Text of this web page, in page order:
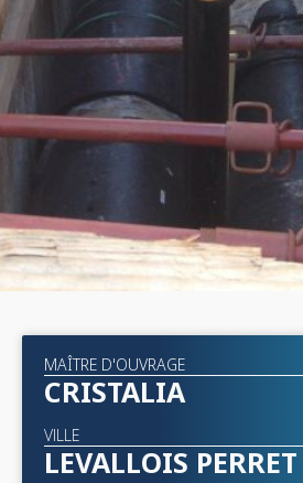
MAÎTRE D'OUVRAGE
CRISTALIA
VILLE
LEVALLOIS PERRET